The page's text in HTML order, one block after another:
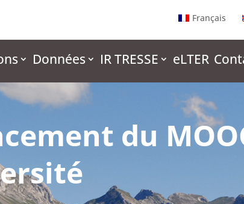
Français
Données IR TRESSE eLTER
du